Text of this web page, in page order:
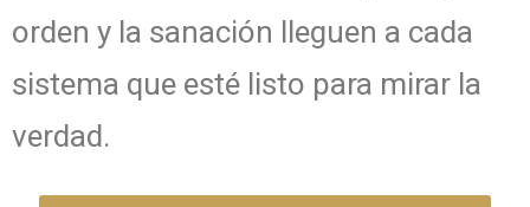
orden y la sanación lleguen a cada
sistema que esté listo para mirar la
verdad.